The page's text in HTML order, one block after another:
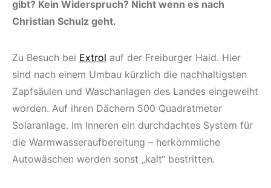
gibt? Kein Widerspruch? Nicht wenn es nach
Christian Schulz geht.
Zu Besuch bei Extrol auf der Freiburger Haid. Hier
sind nach einem Umbau kürzlich die nachhaltigsten
Zapfsäulen und Waschanlagen des Landes eingeweiht
worden. Auf ihren Dächern 500 Quadratmeter
Solaranlage. Im Inneren ein durchdachtes System für
die Warmwasseraufbereitung – herkömmliche
Autowäschen werden sonst „kalt“ bestritten.